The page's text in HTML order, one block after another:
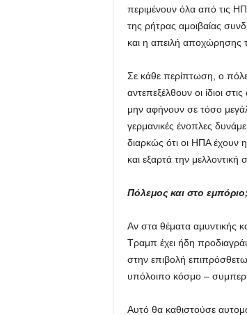
περιμένουν όλα από τις
της ρήτρας αμοιβαίας
και η απειλή
Σε κάθε περίπτωση, ο
αντεπεξέλθουν οι ίδιοι
μην αφήνουν σε τόσο
γερμανικές ένοπλες
διαρκώς ότι οι ΗΠΑ έχουν
και εξαρτά την
Πόλεμος και στο εμπόριο;
Αν στα θέματα αμυντικής
Τραμπ έχει ήδη
στην επιβολή
υπόλοιπο κόσμο –
Αυτό θα καθιστούσε